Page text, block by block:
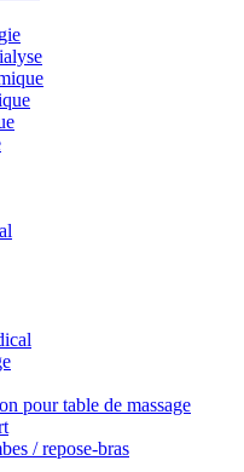
pour table de massage
/ repose-bras